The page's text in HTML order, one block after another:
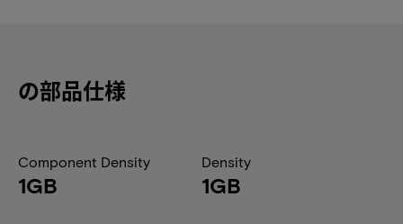
の部品仕様
Component Density
1GB
Density
1GB